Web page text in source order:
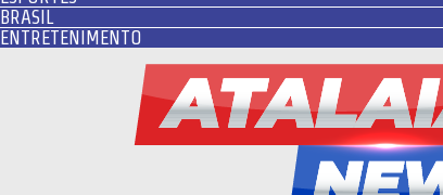
BRASIL
ENTRETENIMENTO